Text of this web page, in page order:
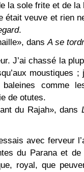
la sole frite et de la
veuve et rien
.
dansA se
J’ai chassé la
moustiques ;
comme
de otutes.
du Rajah», dans
avec ferveur
du Parana et de
royal, que